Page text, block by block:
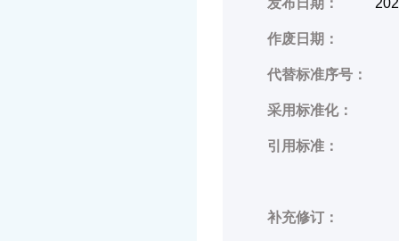
发布日期：
作废日期：
代替标准序号：
采用标准化：
引用标准：
补充修订：